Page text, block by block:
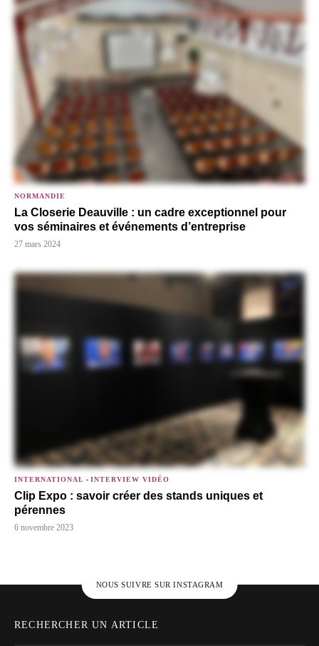
NORMANDIE
La Closerie Deauville : un cadre exceptionnel pour
vos séminaires et événements d’entreprise
27 mars 2024
INTERNATIONAL - INTERVIEW VIDÉO
Clip Expo : savoir créer des stands uniques et
pérennes
6 novembre 2023
NOUS SUIVRE SUR INSTAGRAM
RECHERCHER UN ARTICLE